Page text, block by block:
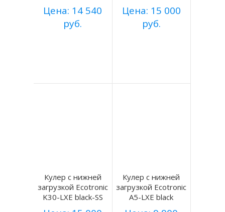
Цена: 14 540
руб.
Цена: 15 000
руб.
Кулер с нижней
загрузкой Ecotronic
K30-LXE black-SS
Кулер с нижней
загрузкой Ecotronic
A5-LXE black